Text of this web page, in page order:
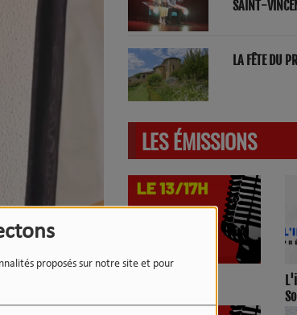
proposés sur notre site et pour
SAINT-
LA FÊTE DU
LES ÉMISSIONS